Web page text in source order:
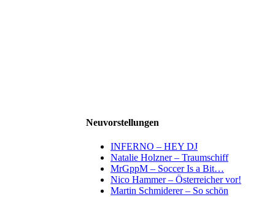
Neuvorstellungen
INFERNO – HEY DJ
Natalie Holzner – Traumschiff
MrGppM – Soccer Is a Bit…
Nico Hammer – Österreicher vor!
Martin Schmiderer – So schön